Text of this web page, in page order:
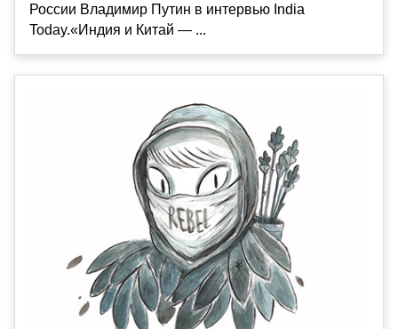
России Владимир Путин в интервью India
Today.«Индия и Китай — ...